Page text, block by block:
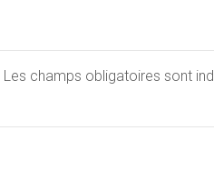
Les champs obligatoires sont